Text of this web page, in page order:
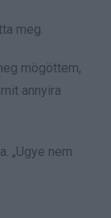
meg.
mögöttem,
annyira
„Ugye nem